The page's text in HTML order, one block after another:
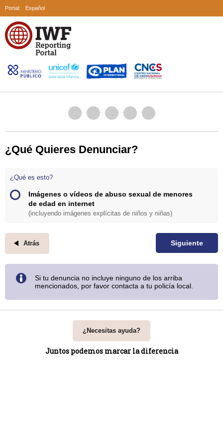
Portal: Español
¿Qué Quieres Denunciar?
¿Qué es esto?
Imágenes o vídeos de abuso sexual de menores
de edad en internet
(incluyendo imágenes explícitas de niños y niñas)
Atrás Siguiente
Si tu denuncia no incluye ninguno de los arriba
mencionados, por favor contacta a tu policía local.
¿Necesitas ayuda?
Juntos podemos marcar la diferencia